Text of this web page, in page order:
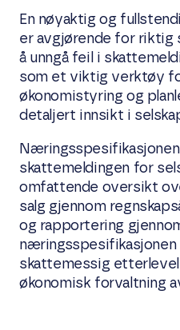
En nøyaktig og
er avgjørende for riktig
å unngå feil i
som et viktig verktøy
økonomistyring og
detaljert innsikt i
skattemeldingen for
omfattende oversikt
salg gjennom
og rapportering
skattemessig
økonomisk forvaltning